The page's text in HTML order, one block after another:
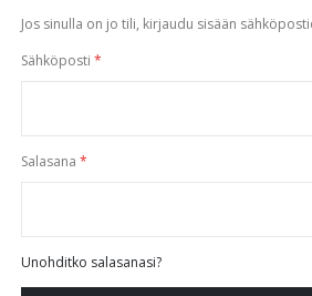
Jos sinulla on jo tili, kirjaudu sisään
Sähköposti
Salasana
Unohditko salasanasi?